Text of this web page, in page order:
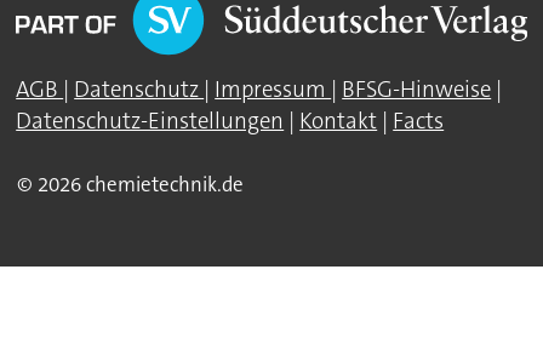
AGB | Datenschutz | Impressum | BFSG-Hinweise |
Datenschutz-Einstellungen | Kontakt | Facts
© 2026 chemietechnik.de